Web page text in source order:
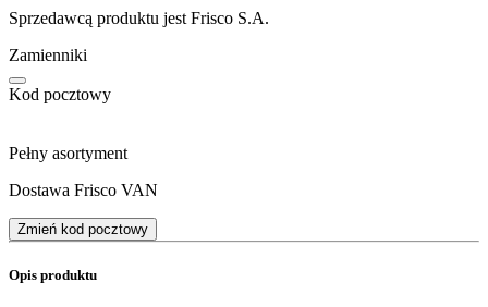
Sprzedawcą produktu jest Frisco S.A.
Zamienniki
Kod pocztowy
Pełny asortyment
Dostawa Frisco VAN
Zmień kod pocztowy
Opis produktu